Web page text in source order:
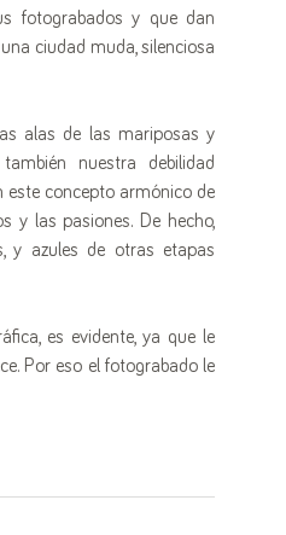
fotograbados y que dan
ciudad muda, silenciosa
alas de las mariposas y
nuestra debilidad
este concepto armónico de
y las pasiones. De hecho,
y azules de otras etapas
es evidente, ya que le
Por eso el fotograbado le